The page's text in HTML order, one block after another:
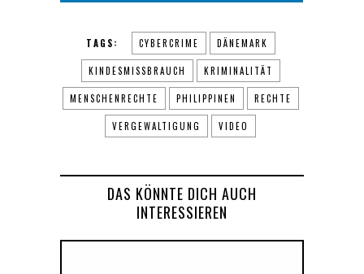
TAGS: CYBERCRIME DÄNEMARK
KINDESMISSBRAUCH KRIMINALITÄT
MENSCHENRECHTE PHILIPPINEN RECHTE
VERGEWALTIGUNG VIDEO
DAS KÖNNTE DICH AUCH
INTERESSIEREN